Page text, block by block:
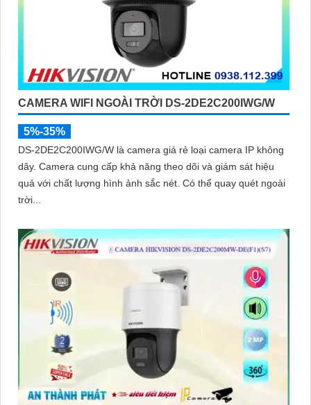
CAMERA WIFI NGOÀI TRỜI DS-2DE2C200IWG/W
5%-35%
DS-2DE2C200IWG/W là camera giá rẻ loại camera IP không
dây. Camera cung cấp khả năng theo dõi và giám sát hiệu
quả với chất lượng hình ảnh sắc nét. Có thể quay quét ngoài
trời...